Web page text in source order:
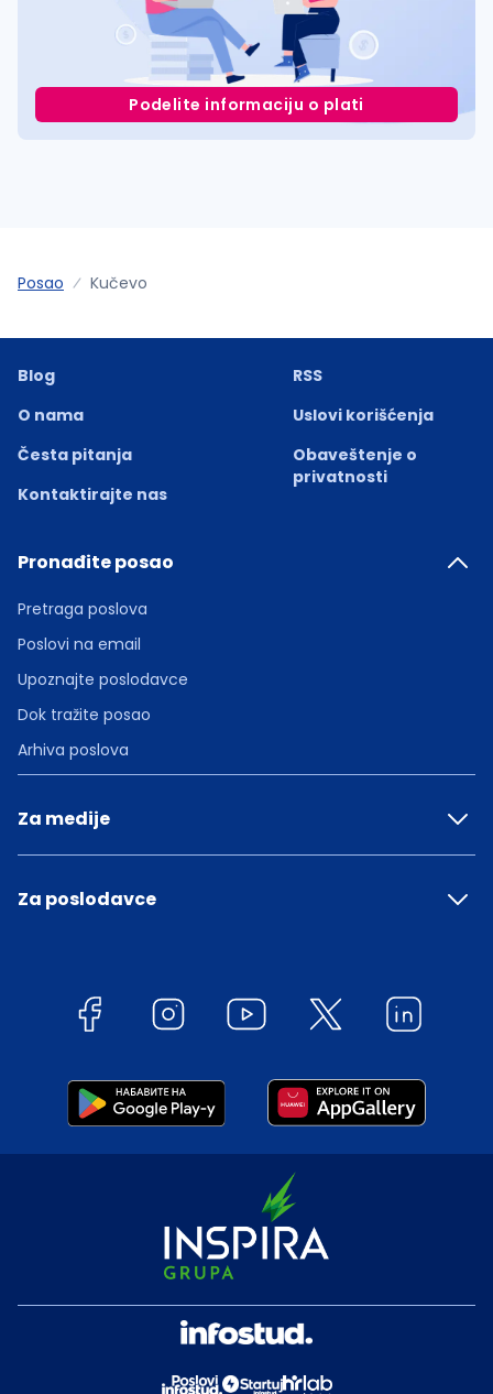
Podelite informaciju o plati
Posao Kučevo
Blog
O nama
Česta pitanja
Kontaktirajte nas
RSS
Uslovi korišćenja
Obaveštenje o
privatnosti
Pronađite posao
Pretraga poslova
Poslovi na email
Upoznajte poslodavce
Dok tražite posao
Arhiva poslova
Za medije
Za poslodavce